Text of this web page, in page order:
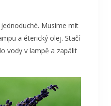
Musíme mít
a éterický olej. Stačí
vody v lampě a zapálit